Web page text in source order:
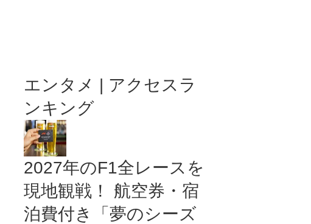
エンタメ | アクセスラ
ンキング
2027年のF1全レースを
現地観戦！ 航空券・宿
泊費付き「夢のシーズ